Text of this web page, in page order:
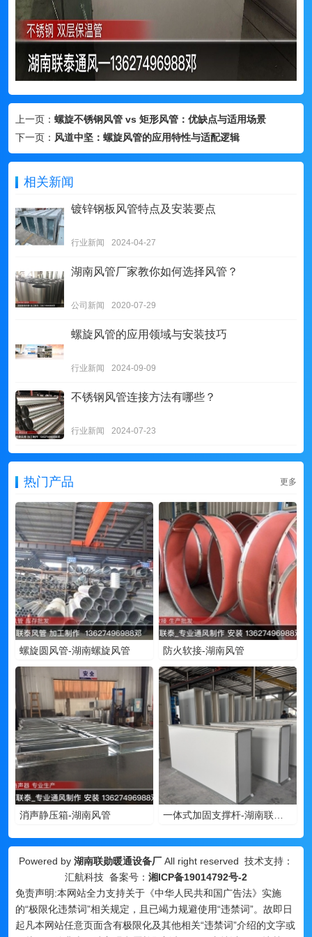
上一页： 螺旋不锈钢风管 vs 矩形风管：优缺点与适用场景
下一页： 风道中坚：螺旋风管的应用特性与适配逻辑
相关新闻
镀锌钢板风管特点及安装要点
行业新闻 2024-04-27
湖南风管厂家教你如何选择风管？
公司新闻 2020-07-29
螺旋风管的应用领域与安装技巧
行业新闻 2024-09-09
不锈钢风管连接方法有哪些？
行业新闻 2024-07-23
热门产品 更多
螺旋圆风管-湖南螺旋风管 防火软接-湖南风管
消声静压箱-湖南风管
Powered by 湖南联勋暖通设备厂 All right reserved 技术支持：
汇航科技 备案号： 湘ICP备19014792号-2
免责声明:本网站全力支持关于《中华人民共和国广告法》实施
的“极限化违禁词”相关规定，且已竭力规避使用“违禁词”。故即日
起凡本网站任意页面含有极限化及其他相关“违禁词”介绍的文字或